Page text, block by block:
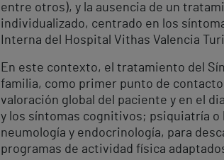
entre otros), y la ausencia de un
individualizado, centrado en los
Interna del Hospital Vithas Valencia
En este contexto, el tratamiento del
familia, como primer punto de
valoración global del paciente y en el
y los síntomas cognitivos; psiquiatría
neumología y endocrinología, para
programas de actividad física